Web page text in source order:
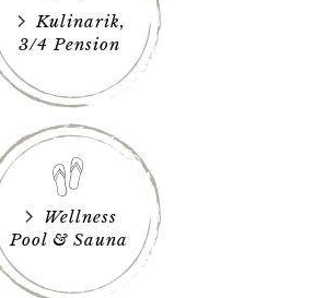
Kulinarik,
3/4 Pension
Wellness
Pool & Sauna